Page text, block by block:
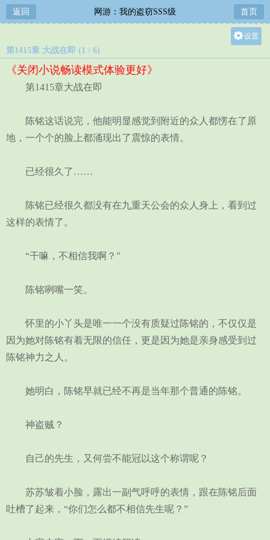
返回 网游：我的盗窃SSS级 首页
设置
第1415章 大战在即 (1 / 6)
《关闭小说畅读模式体验更好》
第1415章大战在即
陈铭这话说完，他能明显感觉到附近的众人都愣在了原
地，一个个的脸上都涌现出了震惊的表情。
已经很久了……
陈铭已经很久都没有在九重天公会的众人身上，看到过
这样的表情了。
“干嘛，不相信我啊？”
陈铭咧嘴一笑。
怀里的小丫头是唯一一个没有质疑过陈铭的，不仅仅是
因为她对陈铭有着无限的信任，更是因为她是亲身感受到过
陈铭神力之人。
她明白，陈铭早就已经不再是当年那个普通的陈铭。
神盗贼？
自己的先生，又何尝不能冠以这个称谓呢？
苏苏皱着小脸，露出一副气呼呼的表情，跟在陈铭后面
吐槽了起来，“你们怎么都不相信先生呢？”